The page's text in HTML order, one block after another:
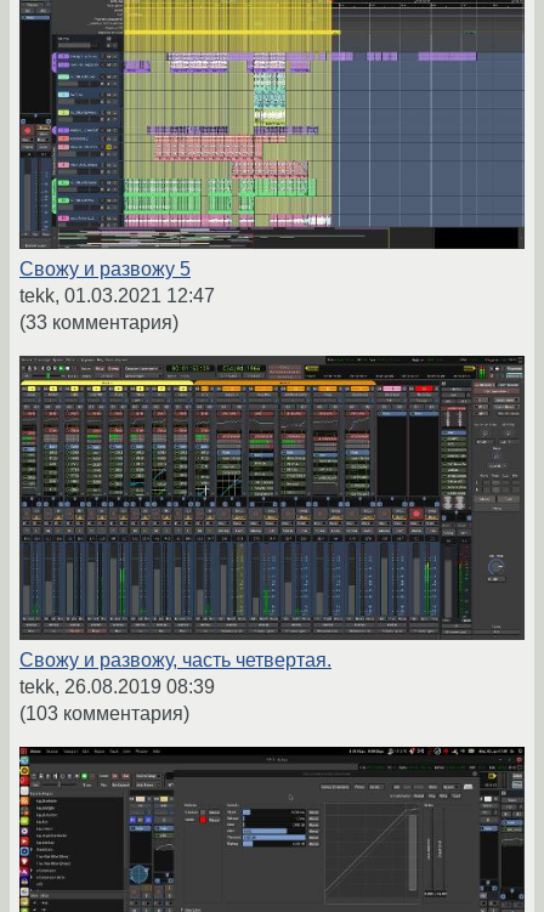
Свожу и развожу 5
tekk, 01.03.2021 12:47
(33 комментария)
Свожу и развожу, часть четвертая.
tekk, 26.08.2019 08:39
(103 комментария)